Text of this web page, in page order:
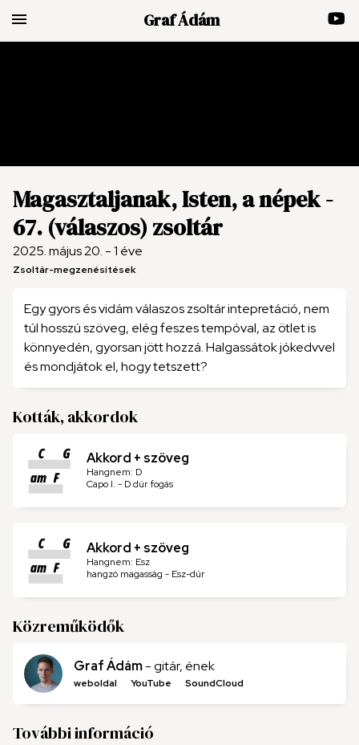
menu Graf Ádám
Magasztaljanak, Isten, a népek -
67. (válaszos) zsoltár
2025. május 20. - 1 éve
Zsoltár-megzenésítések
Egy gyors és vidám válaszos zsoltár intepretáció, nem
túl hosszú szöveg, elég feszes tempóval, az ötlet is
könnyedén, gyorsan jött hozzá. Halgassátok jókedvvel
és mondjátok el, hogy tetszett?
Kották, akkordok
Akkord + szöveg
Hangnem: D
Capo I. - D dúr fogás
Akkord + szöveg
Hangnem: Esz
hangzó magasság - Esz-dúr
Közreműködők
Graf Ádám- gitár, ének
weboldal YouTube SoundCloud
További információ